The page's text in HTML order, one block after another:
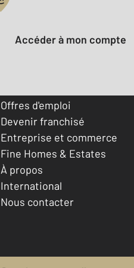
Votre compte :
Accéder à mon compte
Offres d'emploi
Devenir franchisé
Entreprise et commerce
Fine Homes & Estates
À propos
International
Nous contacter